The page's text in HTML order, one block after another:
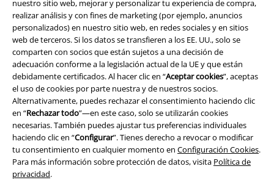
nuestro sitio web, mejorar y personalizar tu experiencia de compra,
realizar análisis y con fines de marketing (por ejemplo, anuncios
personalizados) en nuestro sitio web, en redes sociales y en sitios
web de terceros. Si los datos se transfieren a los EE. UU., solo se
comparten con socios que están sujetos a una decisión de
adecuación conforme a la legislación actual de la UE y que están
debidamente certificados. Al hacer clic en “Aceptar cookies”, aceptas
el uso de cookies por parte nuestra y de nuestros socios.
Alternativamente, puedes rechazar el consentimiento haciendo clic
en “Rechazar todo”—en este caso, solo se utilizarán cookies
necesarias. También puedes ajustar tus preferencias individuales
haciendo clic en “Configurar”. Tienes derecho a revocar o modificar
tu consentimiento en cualquier momento en Configuración Cookies.
Para más información sobre protección de datos, visita Política de
privacidad.
Legal
Términos y Condiciones
Aviso Legal
Ley protección de datos
Eliminación de residuos y protección del medioambiente